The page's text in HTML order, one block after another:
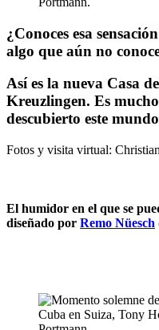
¿Conoces esa
algo que aún no
Así es la nueva Casa
Kreuzlingen. Es
descubierto este
Fotos y visita virtual:
El humidor en el que se
diseñado por Remo Nüesch